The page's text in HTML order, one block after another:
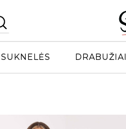
SUKNELĖS DRABUŽIAI